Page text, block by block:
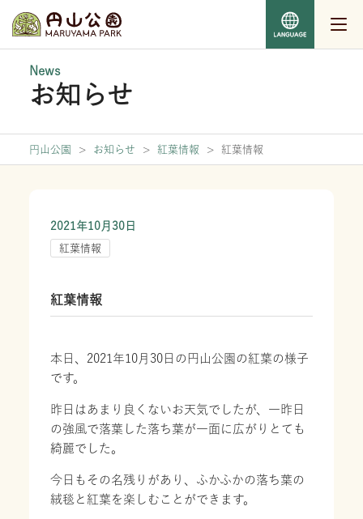
News
お知らせ
円山公園 > お知らせ > 紅葉情報 > 紅葉情報
2021年10月30日
紅葉情報
紅葉情報
本日、2021年10月30日の円山公園の紅葉の様子
です。
昨日はあまり良くないお天気でしたが、一昨日
の強風で落葉した落ち葉が一面に広がりとても
綺麗でした。
今日もその名残りがあり、ふかふかの落ち葉の
絨毯と紅葉を楽しむことができます。